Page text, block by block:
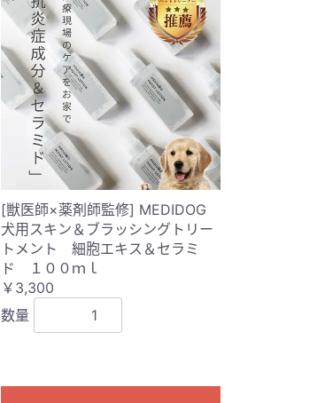
[獣医師×薬剤師監修] MEDIDOG
犬用スキン＆ブラッシングトリー
トメント 細胞エキス＆セラミ
ド １００ｍｌ
￥3,300
数量